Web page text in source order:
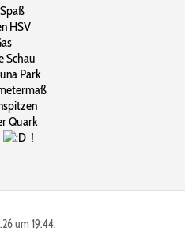
HSV
Schau
Park
Quark
!
um 19:44: